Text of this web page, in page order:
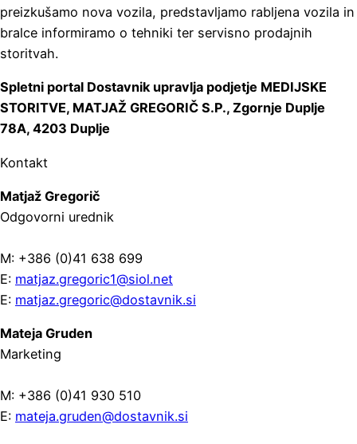
preizkušamo nova vozila, predstavljamo rabljena vozila in
bralce informiramo o tehniki ter servisno prodajnih
storitvah.
Spletni portal Dostavnik upravlja podjetje MEDIJSKE
STORITVE, MATJAŽ GREGORIČ S.P., Zgornje Duplje
78A, 4203 Duplje
Kontakt
Matjaž Gregorič
Odgovorni urednik
M: +386 (0)41 638 699
E: matjaz.gregoric1@siol.net
E: matjaz.gregoric@dostavnik.si
Mateja Gruden
Marketing
M: +386 (0)41 930 510
E: mateja.gruden@dostavnik.si